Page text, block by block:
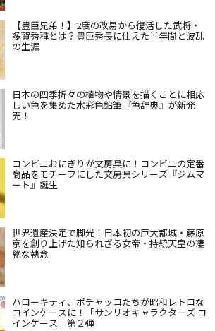
【豊臣兄弟！】2度の改易から復活した武将・
多賀秀種とは？豊臣秀長に仕えた半年間と波乱
の生涯
日本の四季折々の植物や情景を描くことに相応
しい色を集めた水彩色鉛筆『色辞典』が新発
売！
コンビニおにぎりが文房具に！コンビニの定番
商品をモチーフにした文房具シリーズ『ジムマ
ート』誕生
世界遺産決定で脚光！日本初の巨大都城・藤原
京を創り上げた知られざる女帝・持統天皇の凄
絶な執念
ハローキティ、ポチャッコたちが昭和レトロな
コインケースに！「サンリオキャラクターズ コ
インケース」第２弾